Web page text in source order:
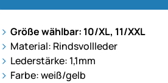
Größe wählbar: 10/XL, 11/XXL
Material: Rindsvollleder
Lederstärke: 1,1mm
Farbe: weiß/gelb